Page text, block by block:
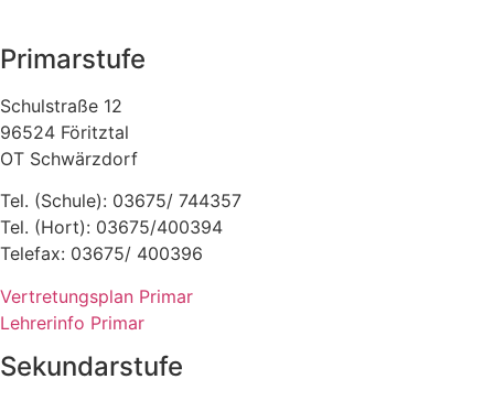
Primarstufe
Schulstraße 12
96524 Föritztal
OT Schwärzdorf
Tel. (Schule): 03675/ 744357
Tel. (Hort): 03675/400394
Telefax: 03675/ 400396
Vertretungsplan Primar
Lehrerinfo Primar
Sekundarstufe